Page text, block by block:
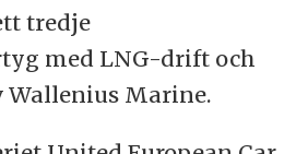
tredje
med LNG-drift och
Wallenius Marine.